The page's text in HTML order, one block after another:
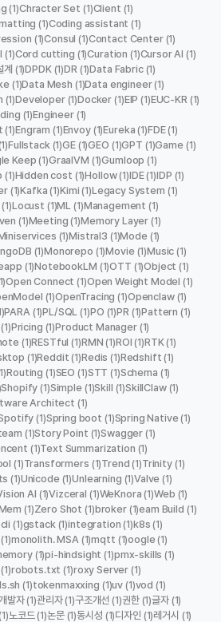
(1)Chracter Set (1)Client (1)
(1)Coding assistant (1)
(1)Consul (1)Contact Center (1)
(1)Cord cutting (1)Curation (1)Cursor AI (1)
(1)DPDK (1)DR (1)Data Fabric (1)
(1)Data Mesh (1)Data engineer (1)
(1)Developer (1)Docker (1)EIP (1)EUC-KR (1)
(1)Engineer (1)
(1)Engram (1)Envoy (1)Eureka (1)FDE (1)
(1)Fullstack (1)GE (1)GEO (1)GPT (1)Game (1)
Keep (1)GraalVM (1)Gumloop (1)
(1)Hidden cost (1)Hollow (1)IDE (1)IDP (1)
(1)Kafka (1)Kimi (1)Legacy System (1)
(1)Locust (1)ML (1)Management (1)
(1)Meeting (1)Memory Layer (1)
(1)Mistral3 (1)Mode (1)
(1)Monorepo (1)Movie (1)Music (1)
(1)NotebookLM (1)OTT (1)Object (1)
Open Connect (1)Open Weight Model (1)
(1)OpenTracing (1)Openclaw (1)
PARA (1)PL/SQL (1)PO (1)PR (1)Pattern (1)
(1)Pricing (1)Product Manager (1)
(1)RESTful (1)RMN (1)ROI (1)RTK (1)
(1)Reddit (1)Redis (1)Redshift (1)
Routing (1)SEO (1)STT (1)Schema (1)
Shopify (1)Simple (1)Skill (1)SkillClaw (1)
Architect (1)
(1)Spring boot (1)Spring Native (1)
(1)Story Point (1)Swagger (1)
(1)Text Summarization (1)
(1)Transformers (1)Trend (1)Trinity (1)
(1)Unicode (1)Unlearning (1)Valve (1)
AI (1)Vizceral (1)WeKnora (1)Web (1)
(1)Zero Shot (1)broker (1)eam Build (1)
(1)gstack (1)integration (1)k8s (1)
(1)monolith. MSA (1)mqtt (1)oogle (1)
(1)pi-hindsight (1)pmx-skills (1)
(1)robots.txt (1)roxy Server (1)
(1)tokenmaxxing (1)uv (1)vod (1)
발자 (1)관리자 (1)구조개선 (1)권한 (1)글자 (1)
(1)노코드 (1)논문 (1)동시성 (1)디자인 (1)레거시 (1)